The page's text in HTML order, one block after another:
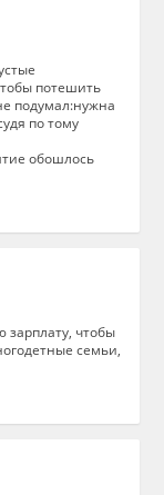
потешить
подумал:нужна
по тому
обошлось
зарплату, чтобы
семьи,